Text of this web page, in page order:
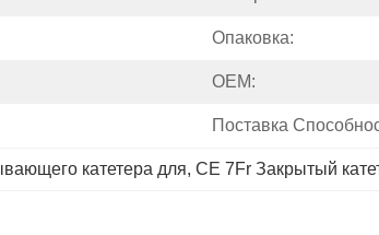
Опаковка:
OEM:
Поставка
катетера для, CE 7Fr Закрытый